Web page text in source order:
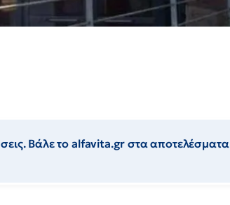
Βάλε το alfavita.gr στα αποτελέσματα